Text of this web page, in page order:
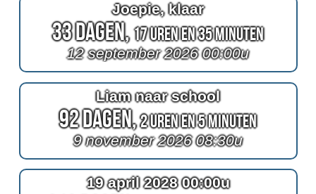
Joepie, klaar
33 Dagen,17 Uren en 35 Minuten
12 september 2026 00:00u
Liam naar school
92 Dagen,2 Uren en 5 Minuten
9 november 2026 08:30u
19 april 2028 00:00u